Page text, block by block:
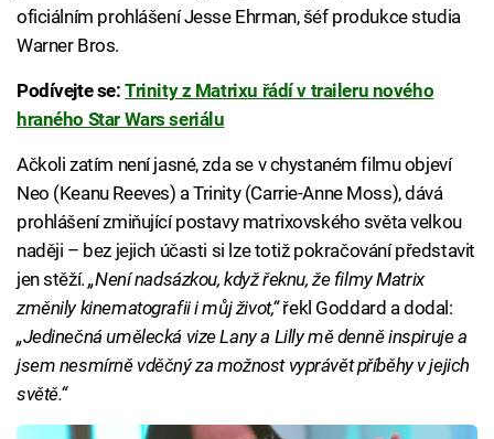
oficiálním prohlášení Jesse Ehrman, šéf produkce studia
Warner Bros.
Podívejte se:Trinity z Matrixu řádí v traileru nového
hraného Star Wars seriálu
Ačkoli zatím není jasné, zda se v chystaném filmu objeví
Neo (Keanu Reeves) a Trinity (Carrie-Anne Moss), dává
prohlášení zmiňující postavy matrixovského světa velkou
naději – bez jejich účasti si lze totiž pokračování představit
jen stěží.„Není nadsázkou, když řeknu, že filmy Matrix
změnily kinematografii i můj život,“řekl Goddard a dodal:
„Jedinečná umělecká vize Lany a Lilly mě denně inspiruje a
jsem nesmírně vděčný za možnost vyprávět příběhy v jejich
světě.“